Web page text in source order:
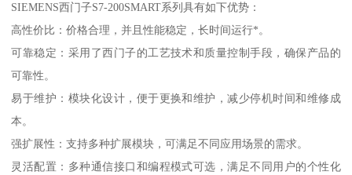
SIEMENS西门子S7-200SMART系列具有如下优势：
高性价比：价格合理，并且性能稳定，长时间运行*。
可靠稳定：采用了西门子的工艺技术和质量控制手段，确保产品的
可靠性。
易于维护：模块化设计，便于更换和维护，减少停机时间和维修成
本。
强扩展性：支持多种扩展模块，可满足不同应用场景的需求。
灵活配置：多种通信接口和编程模式可选，满足不同用户的个性化